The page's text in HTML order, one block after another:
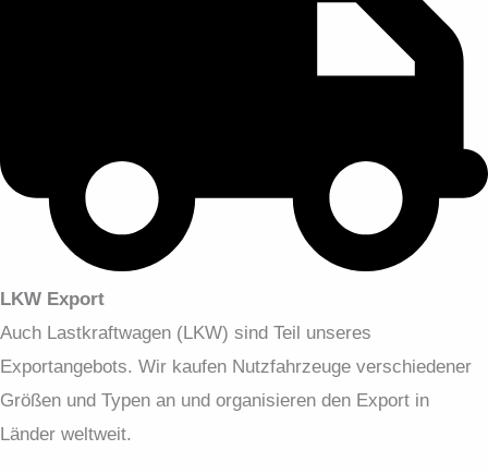
LKW Export
Auch Lastkraftwagen (LKW) sind Teil unseres
Exportangebots. Wir kaufen Nutzfahrzeuge verschiedener
Größen und Typen an und organisieren den Export in
Länder weltweit.